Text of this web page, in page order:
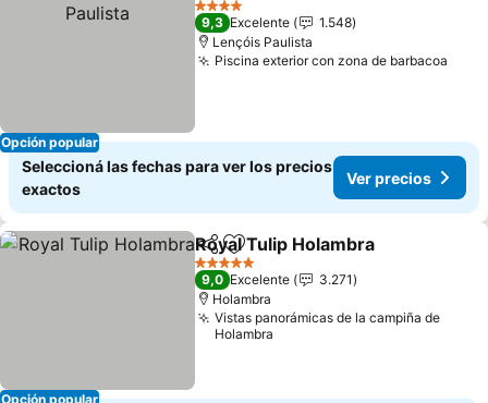
Opción popular
4 Estrellas
9,3 Excelente
1.548
Lençóis Paulista
Piscina exterior con zona de barbacoa
Seleccioná las fechas para ver los precios
exactos
Ver precios
Opción popular
CompartirAñadir a favoritos
Royal Tulip Holambra
5 Estrellas
9,0 Excelente
3.271
Holambra
Vistas panorámicas de la campiña de
Holambra